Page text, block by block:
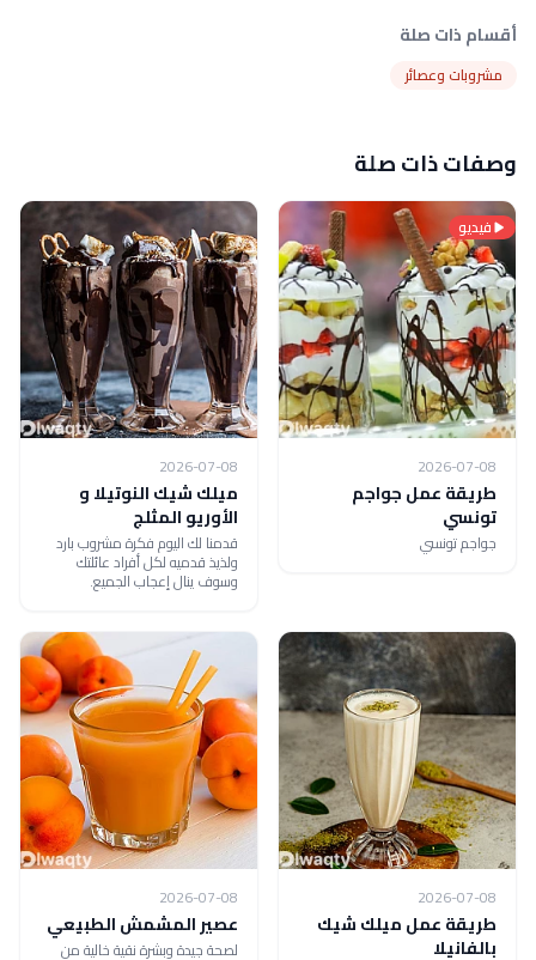
أقسام ذات صلة
مشروبات وعصائر
وصفات ذات صلة
فيديو
2026-07-08
طريقة عمل جواجم
تونسي
جواجم تونسي
2026-07-08
ميلك شيك النوتيلا و
الأوريو المثلج
قدمنا لك اليوم فكرة مشروب بارد
ولذيذ قدميه لكل أفراد عائلتك
وسوف ينال إعجاب الجميع.
2026-07-08
طريقة عمل ميلك شيك
بالفانيلا
2026-07-08
عصير المشمش الطبيعي
لصحة جيدة وبشرة نقية خالية من